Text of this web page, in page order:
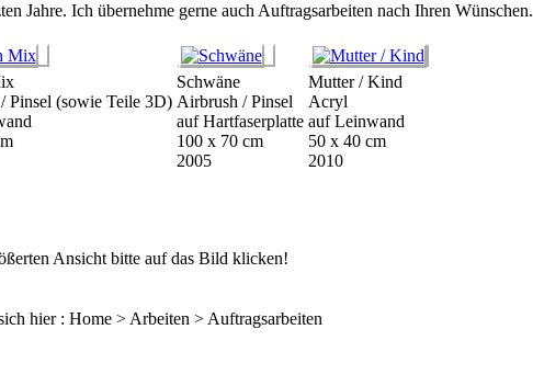
Jahre. Ich übernehme gerne auch Auftragsarbeiten nach Ihren Wünschen.
Pinsel (sowie Teile 3D)
Schwäne
Airbrush / Pinsel
auf Hartfaserplatte
100 x 70 cm
2005
Mutter / Kind
Acryl
auf Leinwand
50 x 40 cm
2010
Ansicht bitte auf das Bild klicken!
hier : Home > Arbeiten > Auftragsarbeiten